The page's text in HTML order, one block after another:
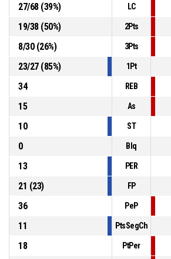
35, Leonardo Ycassatti
16, Victor Da Costa
, 2pt jumpshot Convertido
Deportivo Amambay
- Detrás por 9
27/68(39%) LC
19/38(50%) 2Pts
8/30(26%) 3Pts
23/27(85%) 1Pt
34
REB
15
As
10
ST
0
Blq
13
PER
21 (23) FP
36
PeP
11
PtsSegCh
18
PtPer